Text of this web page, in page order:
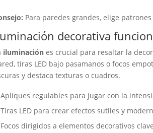
Para paredes grandes, elige
decorativa
iluminación es crucial para resaltar la
tiras LED bajo pasamanos o focos
y destaca texturas o cuadros.
Apliques regulables para jugar con la
Tiras LED para crear efectos sutiles y
Focos dirigidos a elementos decorativos